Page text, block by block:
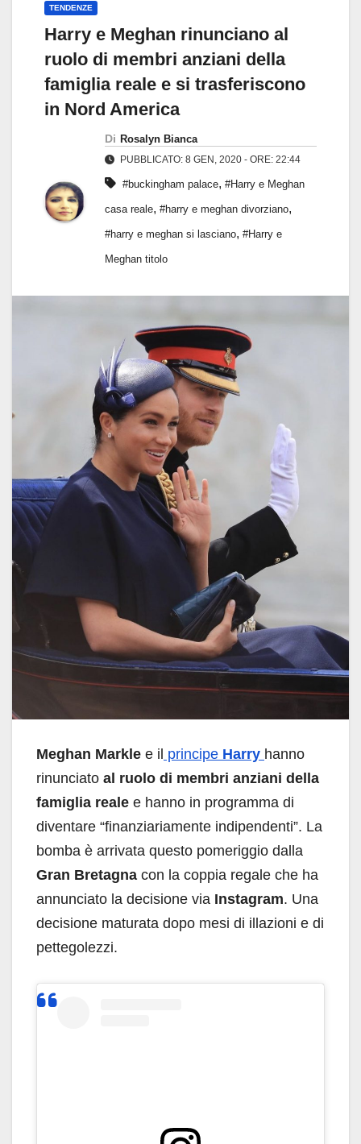
TENDENZE
Harry e Meghan rinunciano al
ruolo di membri anziani della
famiglia reale e si trasferiscono
in Nord America
Di Rosalyn Bianca
PUBBLICATO: 8 GEN, 2020 - ORE: 22:44
#buckingham palace, #Harry e Meghan
casa reale, #harry e meghan divorziano,
#harry e meghan si lasciano, #Harry e
Meghan titolo
Meghan Markle e il principe Harry hanno
rinunciato al ruolo di membri anziani della
famiglia reale e hanno in programma di
diventare “finanziariamente indipendenti”. La
bomba è arrivata questo pomeriggio dalla
Gran Bretagna con la coppia regale che ha
annunciato la decisione via Instagram. Una
decisione maturata dopo mesi di illazioni e di
pettegolezzi.